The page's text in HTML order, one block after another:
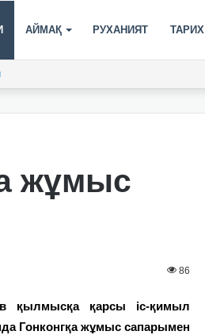
АЙМАҚ РУХАНИЯТ ТАРИХ
жұмыс
86
қылмысқа қарсы іс-қимыл
Гонконгқа жұмыс сапарымен